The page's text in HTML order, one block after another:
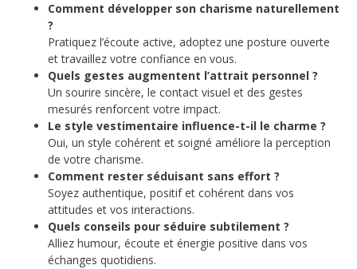
Comment développer son charisme naturellement
?
Pratiquez l’écoute active, adoptez une posture ouverte
et travaillez votre confiance en vous.
Quels gestes augmentent l’attrait personnel ?
Un sourire sincère, le contact visuel et des gestes
mesurés renforcent votre impact.
Le style vestimentaire influence-t-il le charme ?
Oui, un style cohérent et soigné améliore la perception
de votre charisme.
Comment rester séduisant sans effort ?
Soyez authentique, positif et cohérent dans vos
attitudes et vos interactions.
Quels conseils pour séduire subtilement ?
Alliez humour, écoute et énergie positive dans vos
échanges quotidiens.